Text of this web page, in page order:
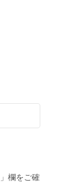
欄をご確